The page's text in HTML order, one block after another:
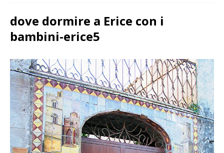
dove dormire a Erice con i
bambini-erice5